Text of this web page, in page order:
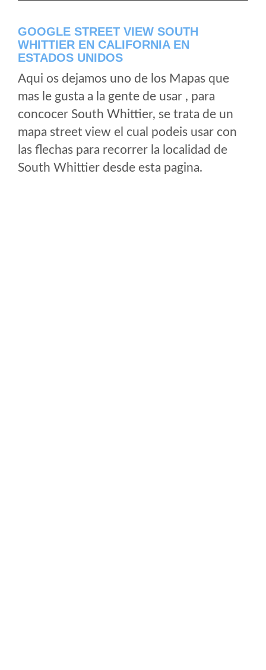
GOOGLE STREET VIEW SOUTH
WHITTIER EN CALIFORNIA EN
ESTADOS UNIDOS
Aqui os dejamos uno de los Mapas que
mas le gusta a la gente de usar , para
concocer South Whittier, se trata de un
mapa street view el cual podeis usar con
las flechas para recorrer la localidad de
South Whittier desde esta pagina.